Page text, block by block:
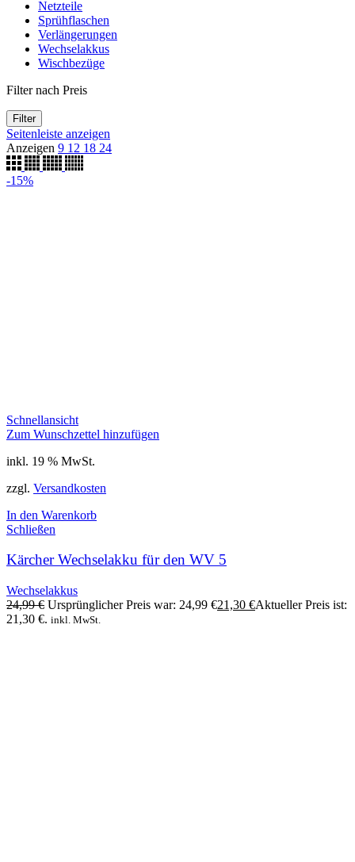
Netzteile
Sprühflaschen
Verlängerungen
Wechselakkus
Wischbezüge
Filter nach Preis
Filter
Seitenleiste anzeigen
Anzeigen 9 12 18 24
-15%
Schnellansicht
Zum Wunschzettel hinzufügen
inkl. 19 % MwSt.
zzgl. Versandkosten
In den Warenkorb
Schließen
Kärcher Wechselakku für den WV 5
Wechselakkus
24,99€ Ursprünglicher Preis war: 24,99 €21,30 €Aktueller Preis ist:
21,30 €. inkl. MwSt.